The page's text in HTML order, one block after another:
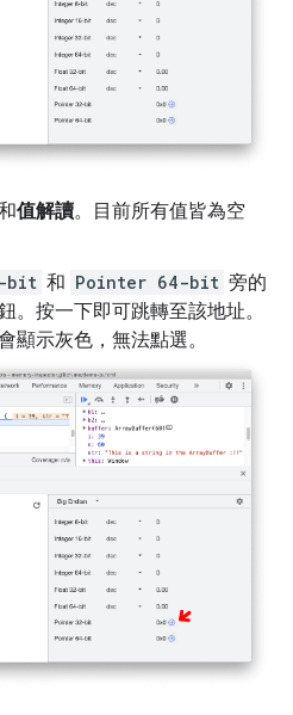
值解讀。目前所有值皆為空
bit 和 Pointer 64-bit 旁的
。按一下即可跳轉至該地址。
顯示灰色，無法點選。